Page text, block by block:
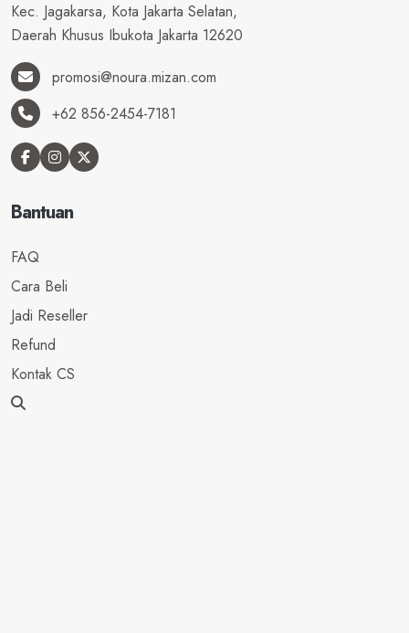
Kec. Jagakarsa, Kota Jakarta Selatan,
Daerah Khusus Ibukota Jakarta 12620
promosi@noura.mizan.com
+62 856-2454-7181
Bantuan
FAQ
Cara Beli
Jadi Reseller
Refund
Kontak CS